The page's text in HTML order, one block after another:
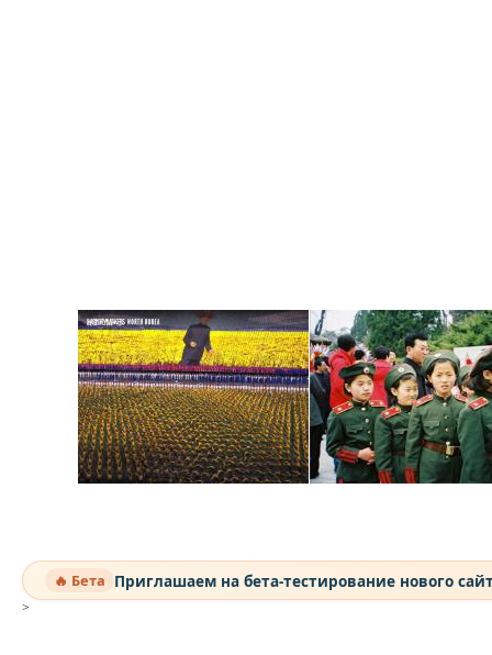
🔥 Бета Приглашаем на бета-тестирование нового
>